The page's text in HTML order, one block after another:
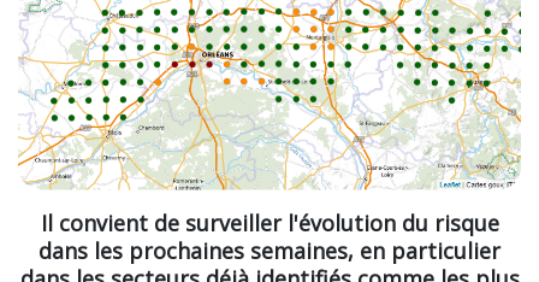
Il convient de surveiller l'évolution du risque
dans les prochaines semaines, en particulier